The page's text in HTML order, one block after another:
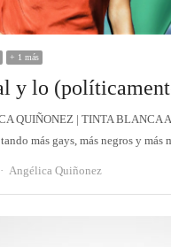
+ 1 más
y lo
QUIÑONEZ | TINTA BLANCA
más gays, más negros y más
Autor
Angélica Quiñonez